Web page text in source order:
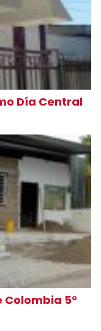
Día Central
Colombia 5°